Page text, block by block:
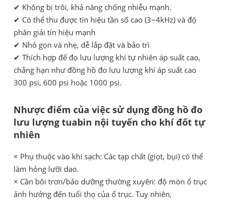
✔ Không bị trôi, khả năng chống nhiễu mạnh.
✔ Có thể thu được tín hiệu tần số cao (3~4kHz) và độ
phân giải tín hiệu mạnh
✔ Nhỏ gọn và nhẹ, dễ lắp đặt và bảo trì
✔ Thích hợp để đo lưu lượng khí tự nhiên áp suất cao,
chẳng hạn như đồng hồ đo lưu lượng khí áp suất cao
300 psi, 600 psi hoặc 1000 psi.
Nhược điểm của việc sử dụng đồng hồ đo
lưu lượng tuabin nội tuyến cho khí đốt tự
nhiên
× Phụ thuộc vào khí sạch: Các tạp chất (giọt, bụi) có thể
làm hỏng lưỡi dao.
× Cần bôi trơn/bảo dưỡng thường xuyên: độ mòn ổ trục
ảnh hưởng đến tuổi thọ của ổ trục. Tuy nhiên,